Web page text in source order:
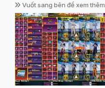
Vuốt sang bên để xem thêm